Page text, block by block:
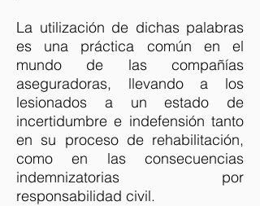
La utilización de dichas palabras
es una práctica común en el
mundo de las compañías
aseguradoras, llevando a los
lesionados a un estado de
incertidumbre e indefensión tanto
en su proceso de rehabilitación,
como en las consecuencias
indemnizatorias por
responsabilidad civil.